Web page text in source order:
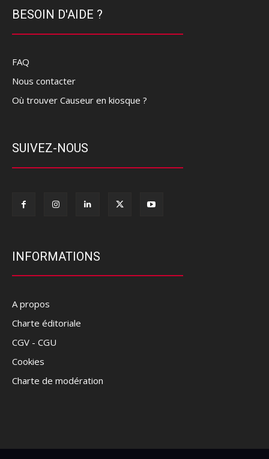
BESOIN D'AIDE ?
FAQ
Nous contacter
Où trouver Causeur en kiosque ?
SUIVEZ-NOUS
INFORMATIONS
A propos
Charte éditoriale
CGV - CGU
Cookies
Charte de modération